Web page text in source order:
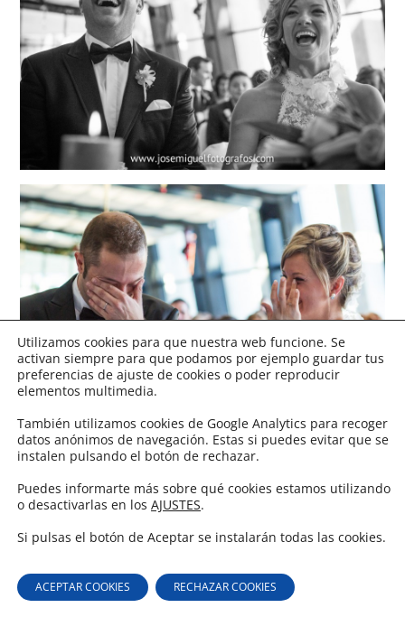
Utilizamos cookies para que nuestra web funcione. Se
activan siempre para que podamos por ejemplo guardar tus
preferencias de ajuste de cookies o poder reproducir
elementos multimedia.
También utilizamos cookies de Google Analytics para recoger
datos anónimos de navegación. Estas si puedes evitar que se
instalen pulsando el botón de rechazar.
Puedes informarte más sobre qué cookies estamos utilizando
o desactivarlas en los AJUSTES.
Si pulsas el botón de Aceptar se instalarán todas las cookies.
ACEPTAR COOKIES RECHAZAR COOKIES